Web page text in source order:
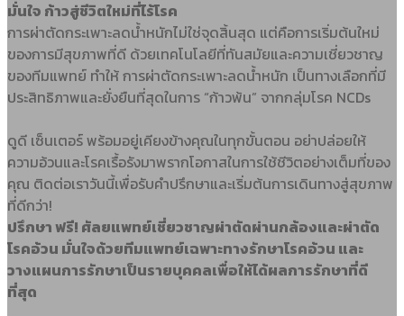
มั่นใจ ก้าวสู่ชีวิตใหม่ที่ไร้โรค
การผ่าตัดกระเพาะลดน้ำหนักไม่ใช่จุดสิ้นสุด แต่คือการเริ่มต้นใหม่
ของการมีสุขภาพที่ดี ด้วยเทคโนโลยีที่ทันสมัยและความเชี่ยวชาญ
ของทีมแพทย์ ทำให้ การผ่าตัดกระเพาะลดน้ำหนัก เป็นทางเลือกที่มี
ประสิทธิภาพและยั่งยืนที่สุดในการ “ก้าวพ้น” จากกลุ่มโรค NCDs
ดูดี เซ็นเตอร์ พร้อมอยู่เคียงข้างคุณในทุกขั้นตอน อย่าปล่อยให้
ความอ้วนและโรคเรื้อรังมาพรากโอกาสในการใช้ชีวิตอย่างเต็มที่ของ
คุณ ติดต่อเราวันนี้เพื่อรับคำปรึกษาและเริ่มต้นการเดินทางสู่สุขภาพ
ที่ดีกว่า!
ปรึกษา ฟรี! ศัลยแพทย์เชี่ยวชาญผ่าตัดผ่านกล้องและผ่าตัด
โรคอ้วน มั่นใจด้วยทีมแพทย์เฉพาะทางรักษาโรคอ้วน และ
วางแผนการรักษาเป็นรายบุคคลเพื่อให้ได้ผลการรักษาที่ดี
ที่สุด